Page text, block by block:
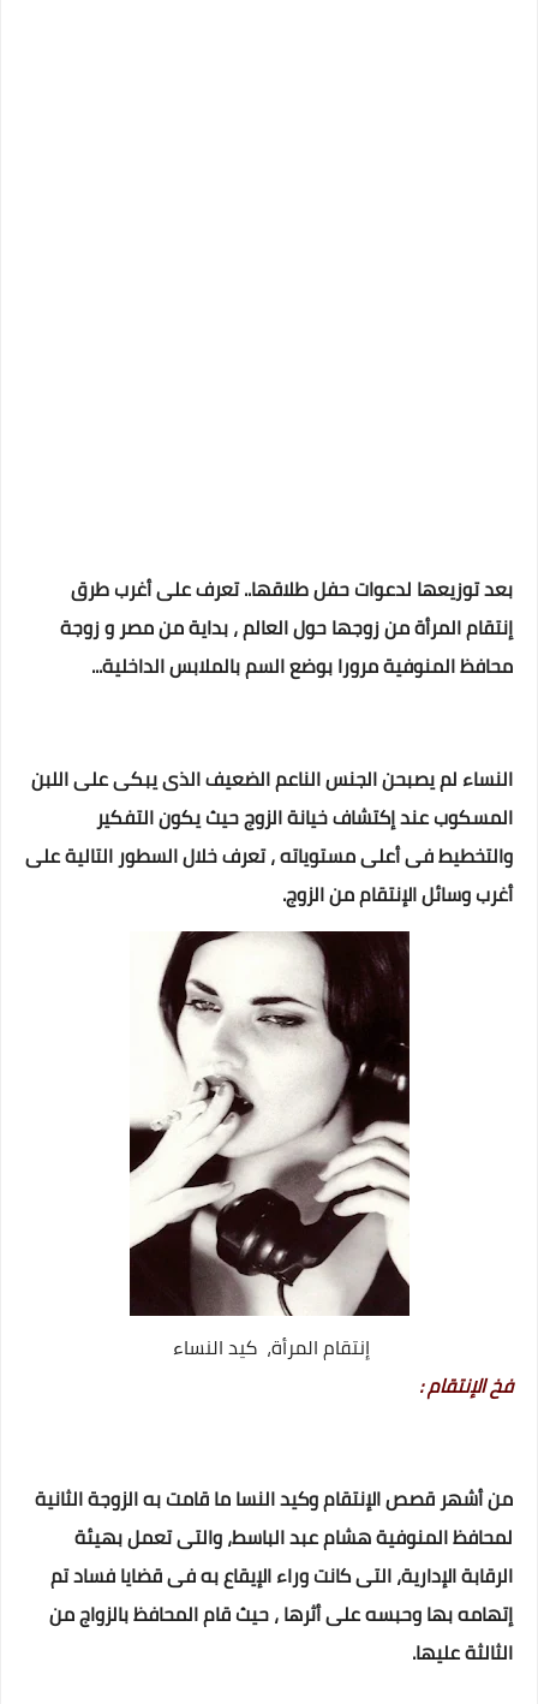
بعد توزيعها لدعوات حفل طلاقها.. تعرف على أغرب طرق
إنتقام المرأة من زوجها حول العالم ، بداية من مصر و زوجة
محافظ المنوفية مرورا بوضع السم بالملابس الداخلية...
النساء لم يصبحن الجنس الناعم الضعيف الذى يبكى على اللبن
المسكوب عند إكتشاف خيانة الزوج حيث يكون التفكير
والتخطيط فى أعلى مستوياته ، تعرف خلال السطور التالية على
أغرب وسائل الإنتقام من الزوج.
إنتقام المرأة، كيد النساء
فخ الإنتقام :
من أشهر قصص الإنتقام وكيد النسا ما قامت به الزوجة الثانية
لمحافظ المنوفية هشام عبد الباسط، والتى تعمل بهيئة
الرقابة الإدارية، التى كانت وراء الإيقاع به فى قضايا فساد تم
إتهامه بها وحبسه على أثرها ، حيث قام المحافظ بالزواج من
الثالثة عليها.